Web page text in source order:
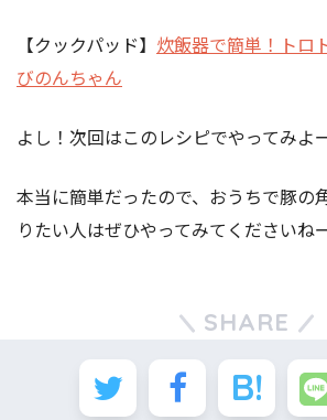
【クックパッド】 炊飯器で簡単！トロ
びのんちゃん
よし！次回はこのレシピでやってみよ
本当に簡単だったので、おうちで豚の
りたい人はぜひやってみてください
SHARE